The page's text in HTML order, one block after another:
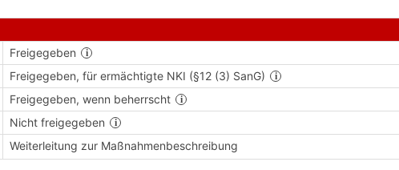
Freigegeben
Freigegeben, für ermächtigte NKI (§12 (3) SanG)
Freigegeben, wenn beherrscht
Nicht freigegeben
Weiterleitung zur Maßnahmenbeschreibung